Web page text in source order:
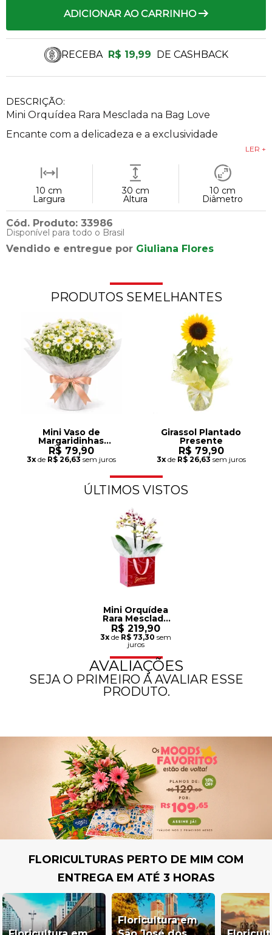
DESCRIÇÃO:
Mini Orquídea Rara Mesclada na Bag Love
Encante com a delicadeza e a exclusividade
LER +
10 cm
Largura
30 cm
Altura
10 cm
Diâmetro
Cód. Produto: 33986
Disponível para todo o Brasil
Vendido e entregue por Giuliana Flores
RECEBA R$ 19,99 DE CASHBACK
ADICIONAR AO CARRINHO
PRODUTOS SEMELHANTES
Mini Vaso de
Margaridinhas
Plantadas
R$ 79,90
3xde R$ 26,63 sem juros
Girassol Plantado
Presente
R$ 79,90
3xde R$ 26,63 sem juros
ÚLTIMOS VISTOS
Mini Orquídea
Rara Mesclada
na Bag Love
R$ 219,90
3xde R$ 73,30 sem
juros
AVALIAÇÕES
SEJA O PRIMEIRO A AVALIAR ESSE
PRODUTO.
FLORICULTURAS PERTO DE MIM COM
ENTREGA EM ATÉ 3 HORAS
Floricultura em